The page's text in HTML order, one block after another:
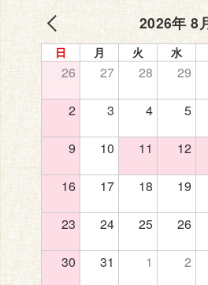
2026年 8
日 月 火 水
26 27 28 29
2 3 4 5
9 10 11 12
16 17 18 19
23 24 25 26
30 31 1 2